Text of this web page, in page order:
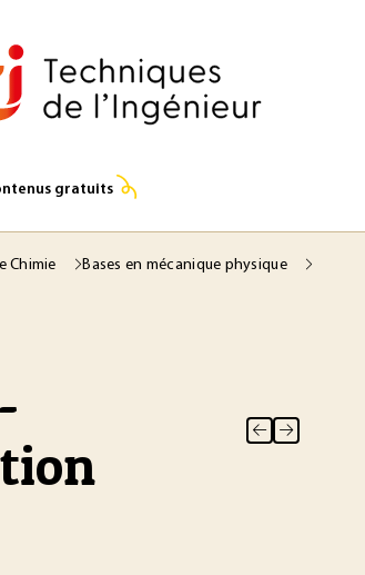
gratuits
Chimie
Bases en mécanique physique